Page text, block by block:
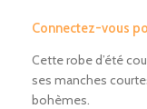
Connectez-vous
Cette robe d’été
ses manches
bohèmes.